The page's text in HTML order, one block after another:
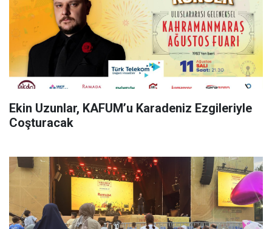
Ekin Uzunlar, KAFUM’u Karadeniz Ezgileriyle
Coşturacak